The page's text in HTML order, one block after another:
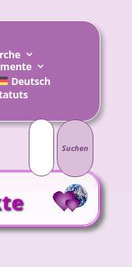
Deutsch
Suchen
nach: